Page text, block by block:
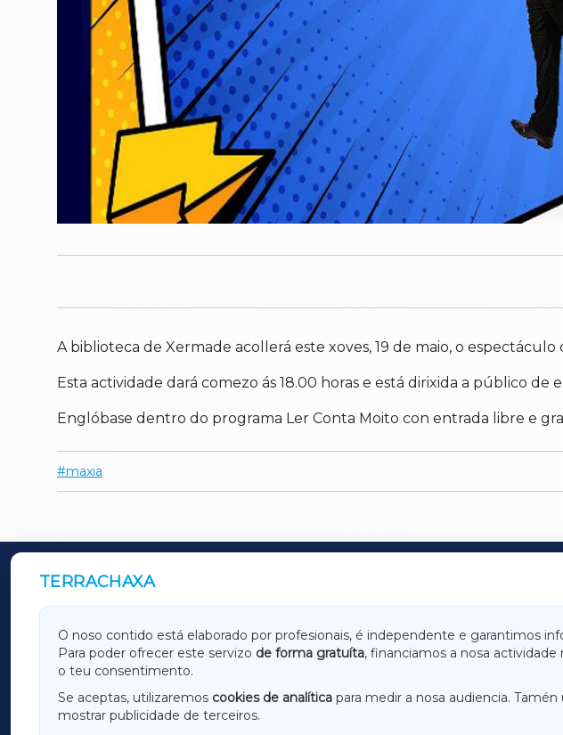
A biblioteca de Xermade acollerá este xoves, 19 de maio, o
Esta actividade dará comezo ás 18.00 horas e está dirixida a público de
Englóbase dentro do programa Ler Conta Moito con entrada libre e
maxia
TERRACHAXA
O noso contido está elaborado por profesionais, é independente e garantimos
Para poder ofrecer este servizo de forma gratuíta, financiamos a nosa
o teu consentimento.
Se aceptas, utilizaremos cookies de analítica para medir a nosa audiencia.
mostrar publicidade de terceiros.
OUTROS PERIÓDICOS
GALICIAXA LUGOXA
AMARIÑAXA
RIBEIRASACRAXA
OURENSEXA